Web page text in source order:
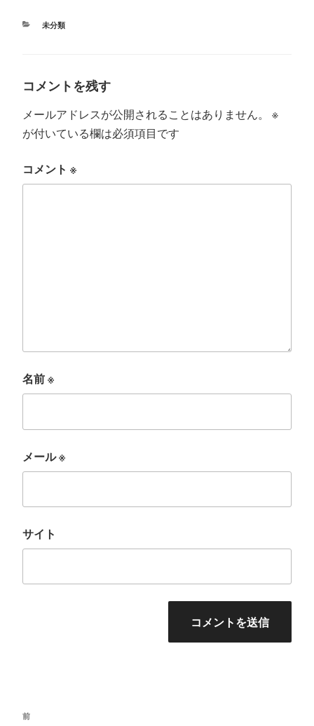
r
カ
未分類
コメントを残す
メールアドレスが公開されることはありません。
※
が付いている欄は必須項目です
コメント ※
名前※
メール※
サイト
投
前
前